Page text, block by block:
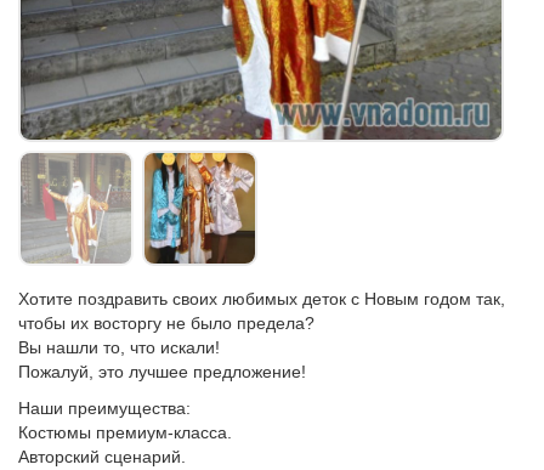
Хотите поздравить своих любимых деток с Новым годом так,
чтобы их восторгу не было предела?
Вы нашли то, что искали!
Пожалуй, это лучшее предложение!
Наши преимущества:
Костюмы премиум-класса.
Авторский сценарий.